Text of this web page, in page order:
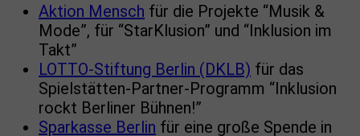
Aktion Mensch für die Projekte “Musik &
Mode”, für “StarKlusion” und “Inklusion im
Takt”
LOTTO-Stiftung Berlin (DKLB) für das
Spielstätten-Partner-Programm “Inklusion
rockt Berliner Bühnen!”
Sparkasse Berlin für eine große Spende in